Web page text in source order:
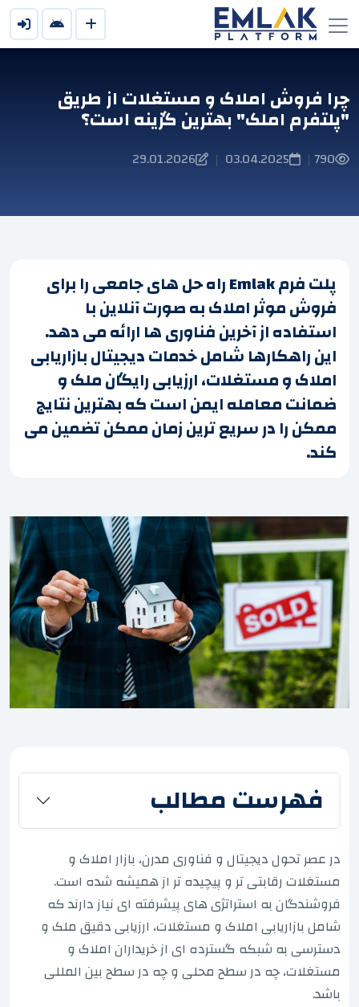
چرا فروش املاک و مستغلات از طریق
"پلتفرم املک" بهترین گزینه است؟
790
|
03.04.2025
|
29.01.2026
پلت فرم Emlak راه حل های جامعی را برای
فروش موثر املاک به صورت آنلاین با
استفاده از آخرین فناوری ها ارائه می دهد.
این راهکارها شامل خدمات دیجیتال بازاریابی
املاک و مستغلات، ارزیابی رایگان ملک و
ضمانت معامله ایمن است که بهترین نتایج
ممکن را در سریع ترین زمان ممکن تضمین می
کند.
فهرست مطالب
در عصر تحول دیجیتال و فناوری مدرن، بازار املاک و
مستغلات رقابتی تر و پیچیده تر از همیشه شده است.
فروشندگان به استراتژی های پیشرفته ای نیاز دارند که
شامل بازاریابی املاک و مستغلات، ارزیابی دقیق ملک و
دسترسی به شبکه گسترده ای از خریداران املاک و
مستغلات، چه در سطح محلی و چه در سطح بین المللی
باشد.